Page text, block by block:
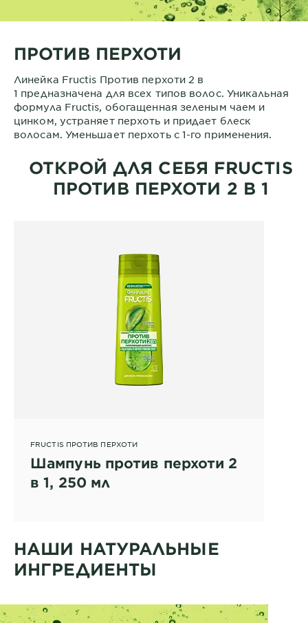
ПРОТИВ ПЕРХОТИ
Линейка Fructis Против перхоти 2 в
1 предназначена для всех типов волос. Уникальная
формула Fructis, обогащенная зеленым чаем и
цинком, устраняет перхоть и придает блеск
волосам. Уменьшает перхоть с 1-го применения.
ОТКРОЙ ДЛЯ СЕБЯ FRUCTIS
ПРОТИВ ПЕРХОТИ 2 В 1
FRUCTIS ПРОТИВ ПЕРХОТИ
Шампунь против перхоти 2
в 1, 250 мл
НАШИ НАТУРАЛЬНЫЕ
ИНГРЕДИЕНТЫ